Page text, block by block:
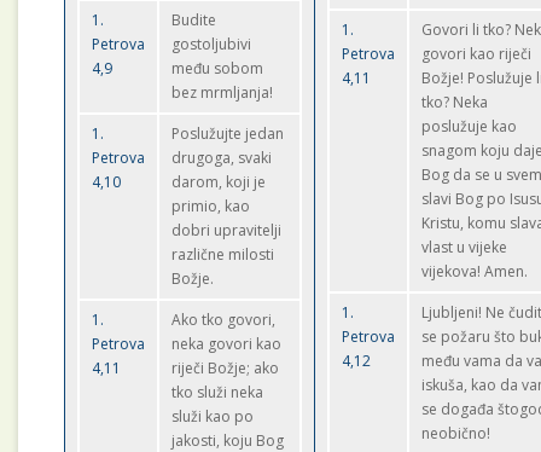
1.
Petrova
4,9
Budite
gostoljubivi
među sobom
bez mrmljanja!
1.
Petrova
4,10
Poslužujte jedan
drugoga, svaki
darom, koji je
primio, kao
dobri upravitelji
različne milosti
Božje.
1.
Petrova
4,11
Ako tko govori,
neka govori kao
riječi Božje; ako
tko služi neka
služi kao po
jakosti, koju Bog
1.
Petrova
4,11
Govori li tko?
govori kao riječi
Božje! Poslužuje
tko? Neka
poslužuje kao
snagom koju
Bog da se u
slavi Bog po
Kristu, komu
vlast u vijeke
vijekova! Amen.
1.
Petrova
4,12
Ljubljeni! Ne
se požaru što
među vama da
iskuša, kao da
se događa
neobično!